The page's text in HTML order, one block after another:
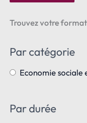
Trouvez votre
Par catégorie
Economie
Par durée